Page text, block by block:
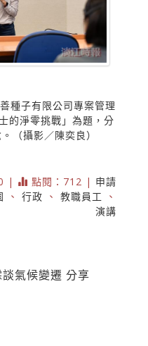
種子有限公司專案管理
的淨零挑戰」為題，分
（攝影／陳奕良）
| 點閱：712 | 申請
、 行政 、 教職員工
、
演講
氣候變遷 分享